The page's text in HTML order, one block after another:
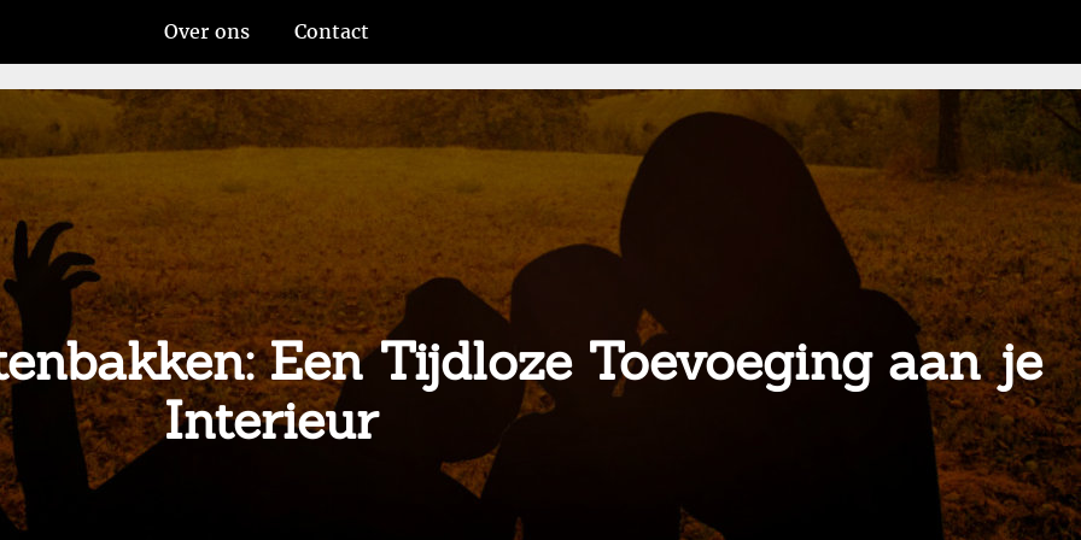
Over ons Contact
Een Tijdloze Toevoeging aan je
Interieur